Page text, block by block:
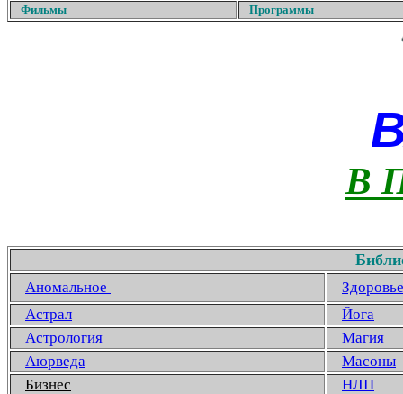
Фильмы
Программы
В
Аномальное
Здоровье
Астрал
Йога
Астрология
Магия
Аюрведа
Масоны
Бизнес
НЛП